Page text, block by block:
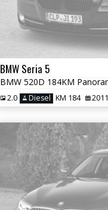
BMW Seria 5
2.0 Diesel KM 184 2011